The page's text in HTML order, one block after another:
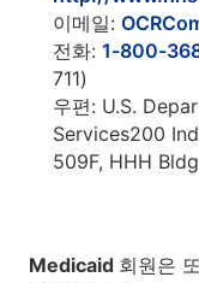
이메일:
전화: 1-800-
711)
우편: U.S.
Services200
509F, HHH
Medicaid 회원은